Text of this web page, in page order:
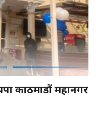
काठमाडौं महानगर